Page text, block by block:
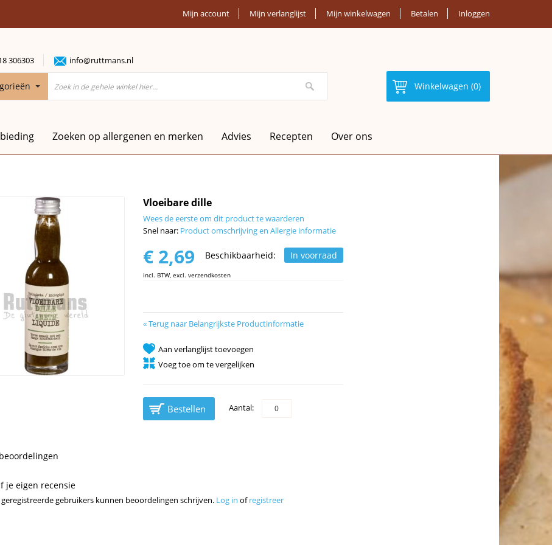
Mijn account Mijn verlanglijst Mijn winkelwagen Betalen Inloggen
306303 info@ruttmans.nl
Winkelwagen (0)
Zoeken op allergenen en merken Advies Recepten Over ons
Vloeibare dille
Wees de eerste om dit product te waarderen
Snel naar: Product omschrijving en Allergie informatie
Beschikbaarheid: In voorraad
€ 2,69
incl. BTW, excl. verzendkosten
«Terug naar Belangrijkste Productinformatie
Aan verlanglijst toevoegen
Voeg toe om te vergelijken
Bestellen Aantal:
je eigen recensie
geregistreerde gebruikers kunnen beoordelingen schrijven. Log in ofregistreer